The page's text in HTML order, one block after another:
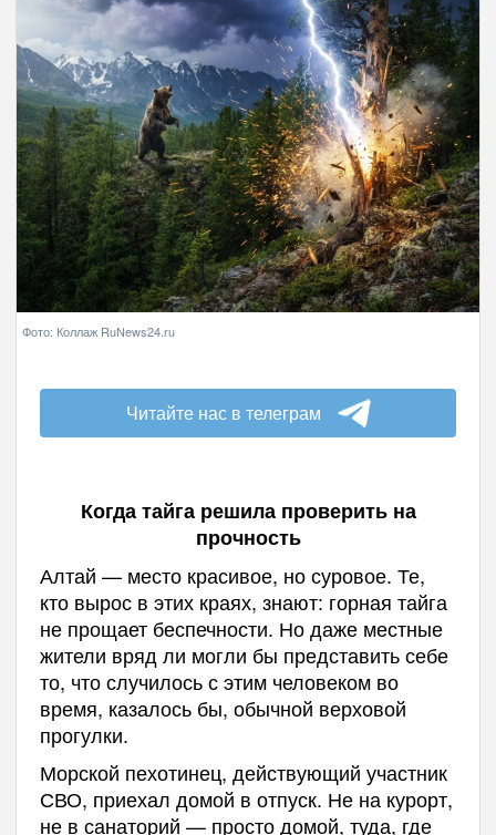
Фото: Коллаж RuNews24.ru
Читайте нас в телеграм
Когда тайга решила проверить на
прочность
Алтай — место красивое, но суровое. Те,
кто вырос в этих краях, знают: горная тайга
не прощает беспечности. Но даже местные
жители вряд ли могли бы представить себе
то, что случилось с этим человеком во
время, казалось бы, обычной верховой
прогулки.
Морской пехотинец, действующий участник
СВО, приехал домой в отпуск. Не на курорт,
не в санаторий — просто домой, туда, где